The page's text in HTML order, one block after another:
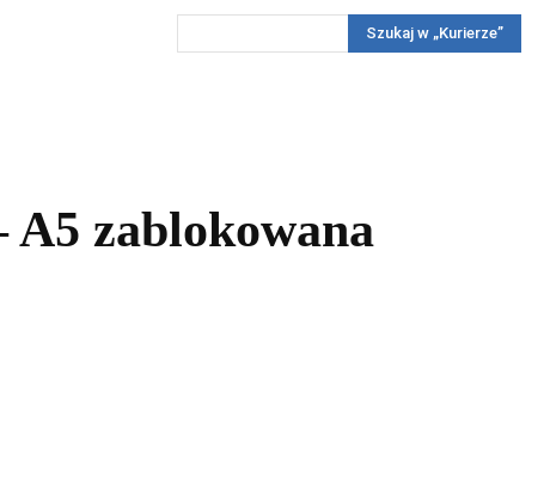
Reportaż KonkursyWięcej
Szukaj w „Kurierze”
zablokowana